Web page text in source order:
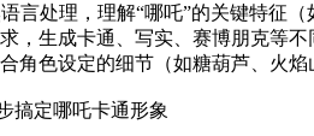
言处理，理解“哪吒”的关键特征（
，生成卡通、写实、赛博朋克等不
角色设定的细节（如糖葫芦、火焰
搞定哪吒卡通形象